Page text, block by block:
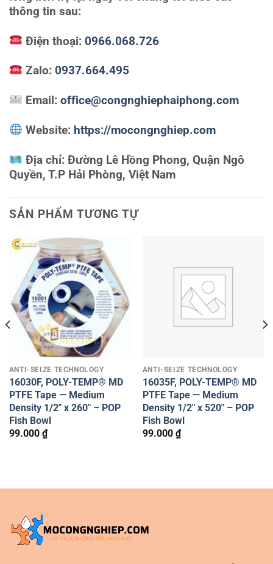
thông tin sau:
Điện thoại: 0966.068.726
Zalo: 0937.664.495
Email: office@congnghiephaiphong.com
Website: https://mocongnghiep.com
Địa chỉ: Đường Lê Hồng Phong, Quận Ngô
Quyền, T.P Hải Phòng, Việt Nam
SẢN PHẨM TƯƠNG TỰ
ANTI-SEIZE TECHNOLOGY
16030F, POLY-TEMP® MD
PTFE Tape — Medium
Density 1/2″ x 260″ – POP
Fish Bowl
99.000 ₫
ANTI-SEIZE TECHNOLOGY
16035F, POLY-TEMP® MD
PTFE Tape — Medium
Density 1/2″ x 520″ – POP
Fish Bowl
99.000 ₫